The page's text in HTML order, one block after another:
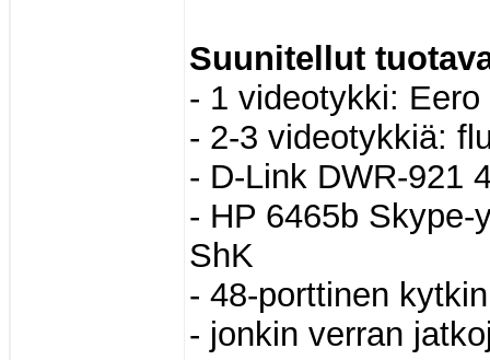
Suunitellut
- 1 videotykki: Eero
- 2-3 videotykkiä:
- D-Link DWR-921
- HP 6465b Skype-
ShK
- 48-porttinen
- jonkin verran